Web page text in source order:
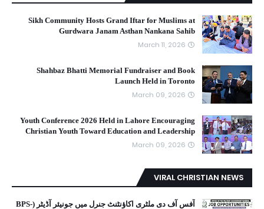
Sikh Community Hosts Grand Iftar for Muslims at
Gurdwara Janam Asthan Nankana Sahib
March 11, 2026
Shahbaz Bhatti Memorial Fundraiser and Book
Launch Held in Toronto
March 09, 2026
Youth Conference 2026 Held in Lahore Encouraging
Christian Youth Toward Education and Leadership
March 09, 2026
VIRAL CHRISTIAN NEWS
آفس آف دی ملٹری اکاؤنٹنٹ جنرل میں جونیئر آڈیٹر (BPS-